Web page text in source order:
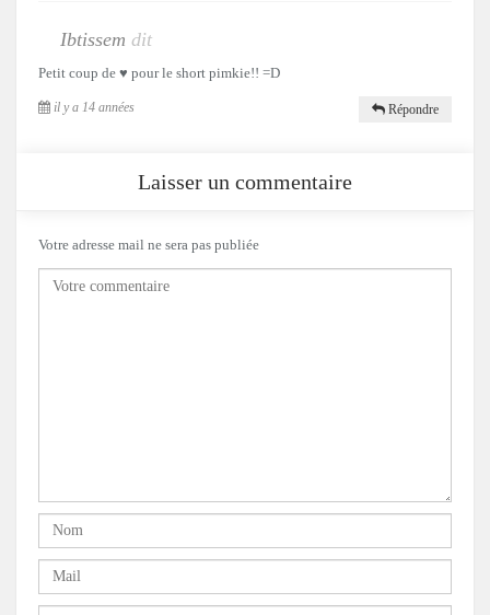
Ibtissem dit
Petit coup de ♥ pour le short pimkie!! =D
il y a 14 années Répondre
Laisser un commentaire
Votre adresse mail ne sera pas publiée